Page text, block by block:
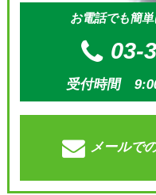
お電話でも簡
03-
受付時間
メールで